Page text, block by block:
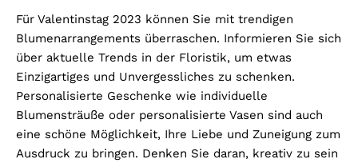
Für Valentinstag 2023 können Sie mit trendigen
Blumenarrangements überraschen. Informieren Sie sich
über aktuelle Trends in der Floristik, um etwas
Einzigartiges und Unvergessliches zu schenken.
Personalisierte Geschenke wie individuelle
Blumensträuße oder personalisierte Vasen sind auch
eine schöne Möglichkeit, Ihre Liebe und Zuneigung zum
Ausdruck zu bringen. Denken Sie daran, kreativ zu sein